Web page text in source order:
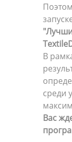
В
среди
Вас